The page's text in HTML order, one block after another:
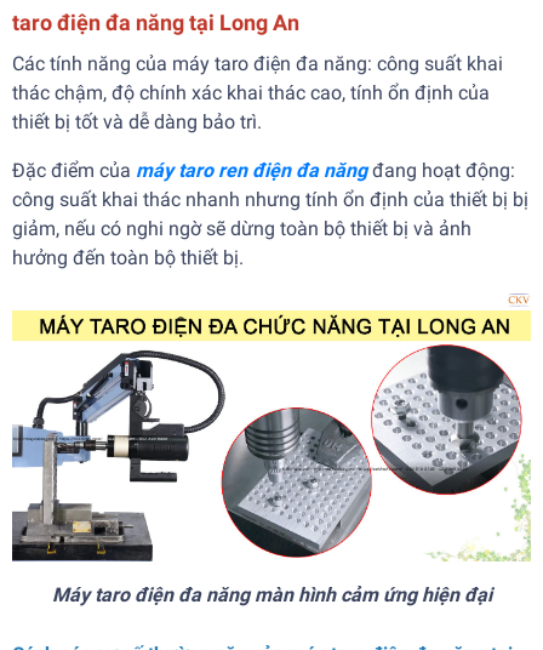
taro điện đa năng tại Long An
Các tính năng của máy taro điện đa năng: công suất khai
thác chậm, độ chính xác khai thác cao, tính ổn định của
thiết bị tốt và dễ dàng bảo trì.
Đặc điểm của máy taro ren điện đa năngđang hoạt động:
công suất khai thác nhanh nhưng tính ổn định của thiết bị bị
giảm, nếu có nghi ngờ sẽ dừng toàn bộ thiết bị và ảnh
hưởng đến toàn bộ thiết bị.
Máy taro điện đa năng màn hình cảm ứng hiện đại